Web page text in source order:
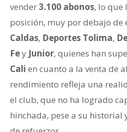
vender3.100 abonos, lo que
posición, muy por debajo de
Caldas, Deportes Tolima,
Fey Junior, quienes han
Cali en cuanto a la venta de
rendimiento refleja una
el club, que no ha logrado
hinchada, pese a su historial